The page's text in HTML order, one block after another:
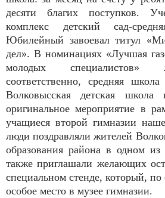
десяти благих поступков.
комплекс детский сад-
Юбилейный завоевал титул
дел». В номинациях «Лучшая
молодых специалистов»
соответственно, средняя
Волковысская детская
оригинальное мероприятие в
учащиеся второй гимназии
люди поздравляли жителей
образования района в одном из
также приглашали желающих
специальном стенде, который, по
особое место в музее гимназии.